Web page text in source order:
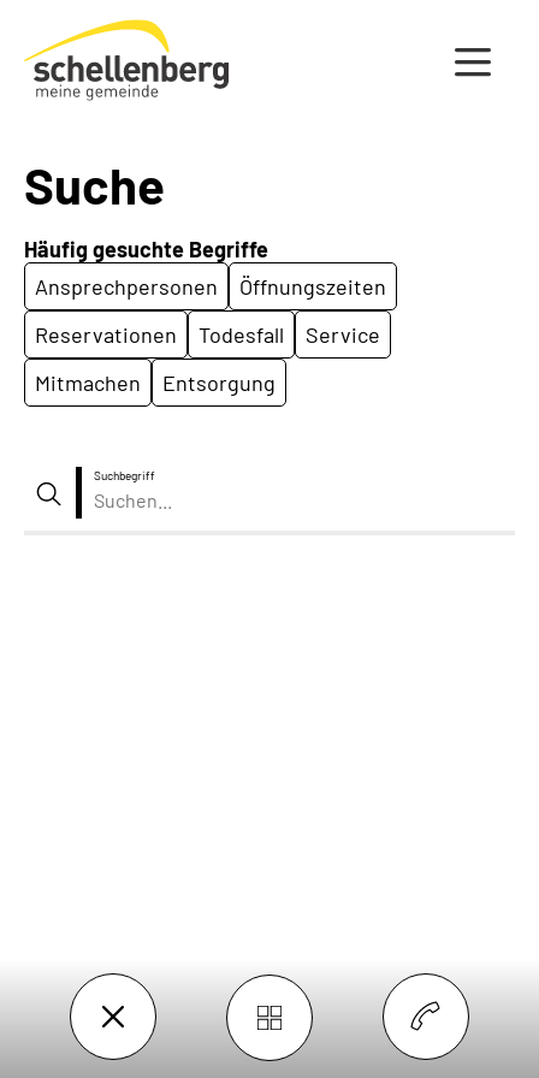
Gemeinde Schellenberg Startseite
Suche
Häufig gesuchte Begriffe
Ansprechpersonen
Öffnungszeiten
Reservationen
Todesfall
Service
Mitmachen
Entsorgung
Suchbegriff